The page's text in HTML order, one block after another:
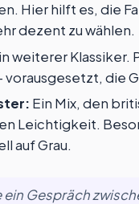
Hier hilft es, die
dezent zu wählen.
weiterer Klassiker.
vorausgesetzt, die
Ein Mix, den
Leichtigkeit.
auf Grau.
ein Gespräch